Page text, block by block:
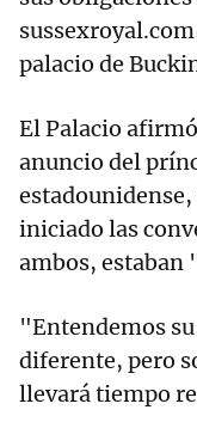
palacio de
El Palacio
anuncio del
iniciado las
ambos, estaban
"Entendemos
diferente, pero
llevará tiempo